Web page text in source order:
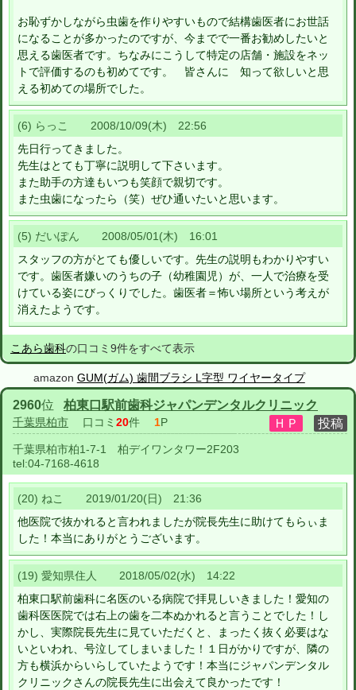
お恥ずかしながら虫歯を作りやすいもので結構歯医者にお世話
になることが多かったのですが、今までで一番お勧めしたいと
思える歯医者です。ちなみにこうして特定の店舗・施設をネッ
トで評価するのも初めてです。 皆さんに 知って欲しいと思
える初めての場所でした。
(6) らっこ 2008/10/09(木) 22:56
先日行ってきました。
先生はとても丁寧に説明して下さいます。
また助手の方達もいつも笑顔で親切です。
また虫歯になったら（笑）ぜひ通いたいと思います。
(5) だいぽん 2008/05/01(木) 16:01
スタッフの方がとても優しいです。先生の説明もわかりやすい
です。歯医者嫌いのうちの子（幼稚園児）が、一人で治療を受
けている姿にびっくりでした。歯医者＝怖い場所という考えが
消えたようです。
こあら歯科の口コミ9件をすべて表示
amazon GUM(ガム) 歯間ブラシ L字型 ワイヤータイプ
2960位 柏東口駅前歯科ジャパンデンタルクリニック
千葉県柏市 口コミ 20件 1P
千葉県柏市柏1-7-1 柏デイワンタワー2F203
tel:04-7168-4618
(20) ねこ 2019/01/20(日) 21:36
他医院で抜かれると言われましたが院長先生に助けてもらぃま
した！本当にありがとうございます。
(19) 愛知県住人 2018/05/02(水) 14:22
柏東口駅前歯科に名医のいる病院で拝見しいきました！愛知の
歯科医医院では右上の歯を二本ぬかれると言うことでした！し
かし、実際院長先生に見ていただくと、まったく抜く必要はな
いといわれ、号泣してしまいました！１日がかりですが、隣の
方も横浜からいらしていたようです！本当にジャパンデンタル
クリニックさんの院長先生に出会えて良かったです！